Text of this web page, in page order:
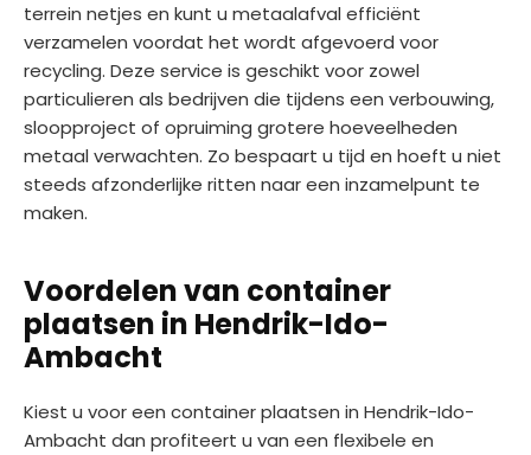
terrein netjes en kunt u metaalafval efficiënt
verzamelen voordat het wordt afgevoerd voor
recycling. Deze service is geschikt voor zowel
particulieren als bedrijven die tijdens een verbouwing,
sloopproject of opruiming grotere hoeveelheden
metaal verwachten. Zo bespaart u tijd en hoeft u niet
steeds afzonderlijke ritten naar een inzamelpunt te
maken.
Voordelen van container
plaatsen in Hendrik-Ido-
Ambacht
Kiest u voor een container plaatsen in Hendrik-Ido-
Ambacht dan profiteert u van een flexibele en